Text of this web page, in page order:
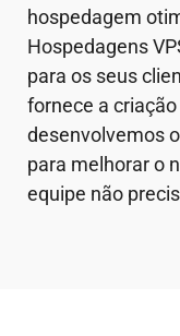
hospedagem
Hospedagens
para os seus
fornece a
desenvolvemos
para melhorar o
equipe não